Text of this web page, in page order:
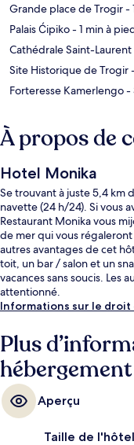
Grande place de Trogir-
Palais Ćipiko- 1 min à
Cathédrale Saint-Laurent
Site Historique de Trogir
Forteresse Kamerlengo-
À propos de
Hotel Monika
Se trouvant à juste 5,4 km
navette (24 h/24). Si vous
Restaurant Monika vous
de mer qui vous
autres avantages de cet
toit, un bar / salon et un
vacances sans soucis. Les
attentionné.
Informations sur le
Plus
hébergement
Aperçu
Taille de l'hôtel